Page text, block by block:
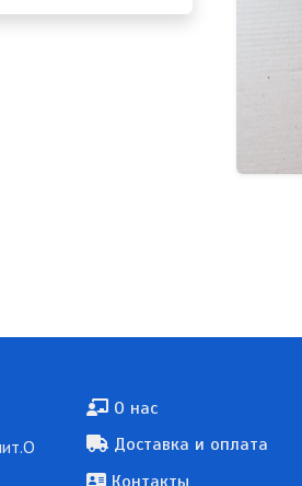
Подвал
О нас
Доставка и оплата